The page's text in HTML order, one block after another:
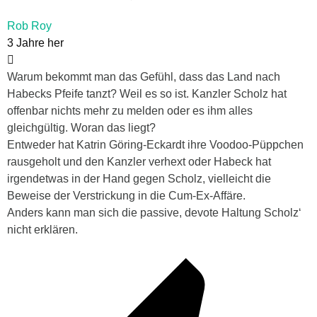
Rob Roy
3 Jahre her
Warum bekommt man das Gefühl, dass das Land nach
Habecks Pfeife tanzt? Weil es so ist. Kanzler Scholz hat
offenbar nichts mehr zu melden oder es ihm alles
gleichgültig. Woran das liegt?
Entweder hat Katrin Göring-Eckardt ihre Voodoo-Püppchen
rausgeholt und den Kanzler verhext oder Habeck hat
irgendetwas in der Hand gegen Scholz, vielleicht die
Beweise der Verstrickung in die Cum-Ex-Affäre.
Anders kann man sich die passive, devote Haltung Scholz‘
nicht erklären.